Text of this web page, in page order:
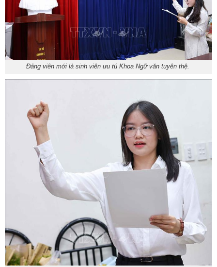
Đảng viên mới là sinh viên ưu tú Khoa Ngữ văn tuyên thệ.